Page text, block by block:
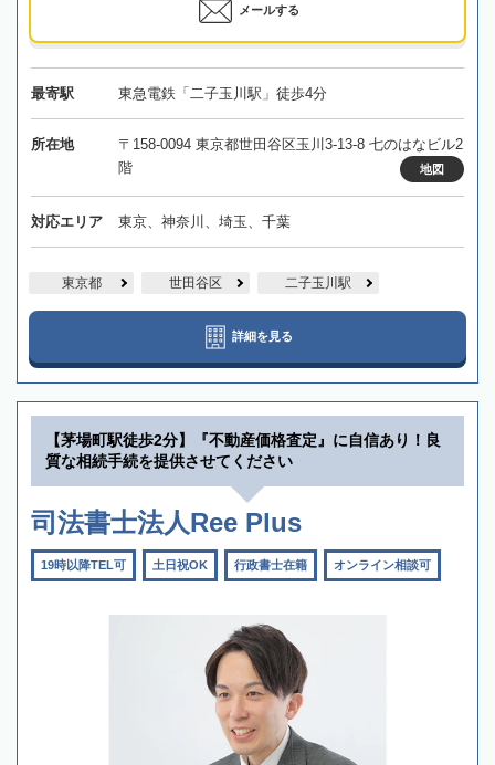
メールする
最寄駅 東急電鉄「二子玉川駅」徒歩4分
所在地
〒158-0094 東京都世田谷区玉川3-13-8 七のはなビル2
階
地図
対応エリア 東京、神奈川、埼玉、千葉
東京都 世田谷区 二子玉川駅
詳細を見る
【茅場町駅徒歩2分】『不動産価格査定』に自信あり！良
質な相続手続を提供させてください
司法書士法人Ree Plus
19時以降TEL可 土日祝OK 行政書士在籍 オンライン相談可